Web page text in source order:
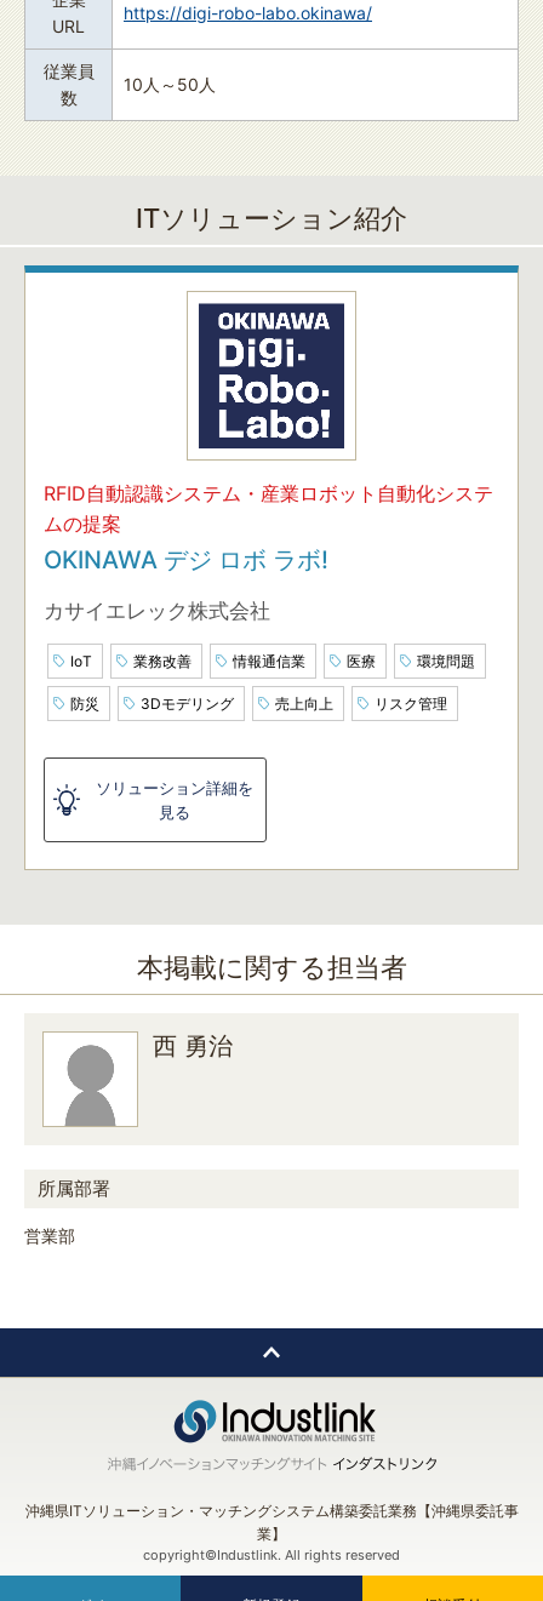
URL
https://digi-robo-labo.okinawa/
従業員
数
10人～50人
ITソリューション紹介
RFID自動認識システム・産業ロボット自動化システ
ムの提案
OKINAWA デジ ロボ ラボ!
カサイエレック株式会社
IoT 業務改善 情報通信業 医療 環境問題
防災 3Dモデリング 売上向上 リスク管理
ソリューション詳細を
見る
本掲載に関する担当者
西 勇治
所属部署
営業部
沖縄県ITソリューション・マッチングシステム構築委託業務【沖縄県委託事
業】
copyright©Industlink. All rights reserved